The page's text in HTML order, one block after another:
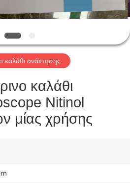
καλάθι ανάκτησης
καλάθι
Nitinol
μίας χρήσης